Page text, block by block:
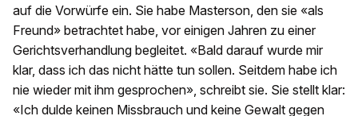
auf die Vorwürfe ein. Sie habe Masterson, den sie «als
Freund» betrachtet habe, vor einigen Jahren zu einer
Gerichtsverhandlung begleitet. «Bald darauf wurde mir
klar, dass ich das nicht hätte tun sollen. Seitdem habe ich
nie wieder mit ihm gesprochen», schreibt sie. Sie stellt klar:
«Ich dulde keinen Missbrauch und keine Gewalt gegen